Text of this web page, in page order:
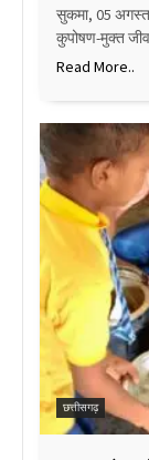
सुकमा, 05
कुपोषण-मुक्त
Read More..
छत्तीसगढ़